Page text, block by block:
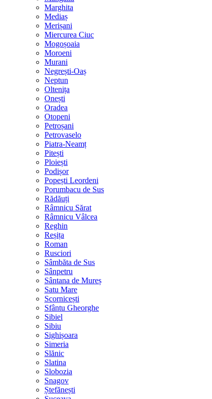
Marghita
Mediaș
Merișani
Miercurea Ciuc
Mogoșoaia
Moroeni
Murani
Negrești-Oaș
Neptun
Oltenița
Onești
Oradea
Otopeni
Petroșani
Petrovaselo
Piatra-Neamț
Pitești
Ploiești
Podișor
Popești Leordeni
Porumbacu de Sus
Rădăuți
Râmnicu Sărat
Râmnicu Vâlcea
Reghin
Reșița
Roman
Rusciori
Sâmbăta de Sus
Sânpetru
Sântana de Mureș
Satu Mare
Scornicești
Sfântu Gheorghe
Sibiel
Sibiu
Sighișoara
Simeria
Slănic
Slatina
Slobozia
Snagov
Ștefănești